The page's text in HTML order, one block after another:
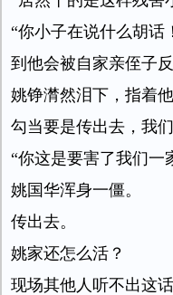
“你小子在说什么胡话
到他会被自家亲侄子反
姚铮潸然泪下，指着
勾当要是传出去，我
“你这是要害了我们一
姚国华浑身一僵。
传出去。
姚家还怎么活？
现场其他人听不出这